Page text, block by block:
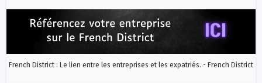
French District : Le lien entre les entreprises et les expatriés. - French District